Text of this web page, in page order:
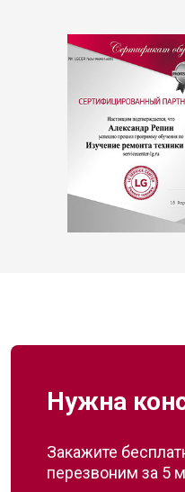
Нужна
Закажите
перезвоним за 5